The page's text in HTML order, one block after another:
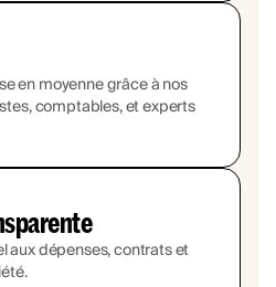
en moyenne grâce à nos
comptables, et experts
aux dépenses, contrats et